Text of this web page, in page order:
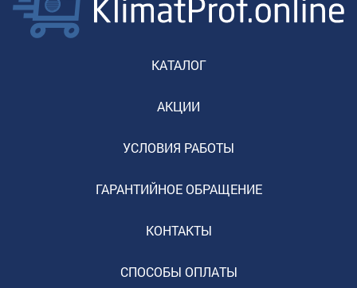
КАТАЛОГ
АКЦИИ
УСЛОВИЯ РАБОТЫ
ГАРАНТИЙНОЕ ОБРАЩЕНИЕ
КОНТАКТЫ
СПОСОБЫ ОПЛАТЫ